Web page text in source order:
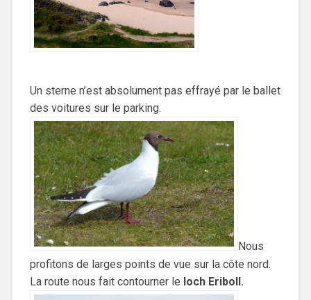
Un sterne n’est absolument pas effrayé par le ballet
des voitures sur le parking.
Nous
profitons de larges points de vue sur la côte nord.
La route nous fait contourner le loch Eriboll.